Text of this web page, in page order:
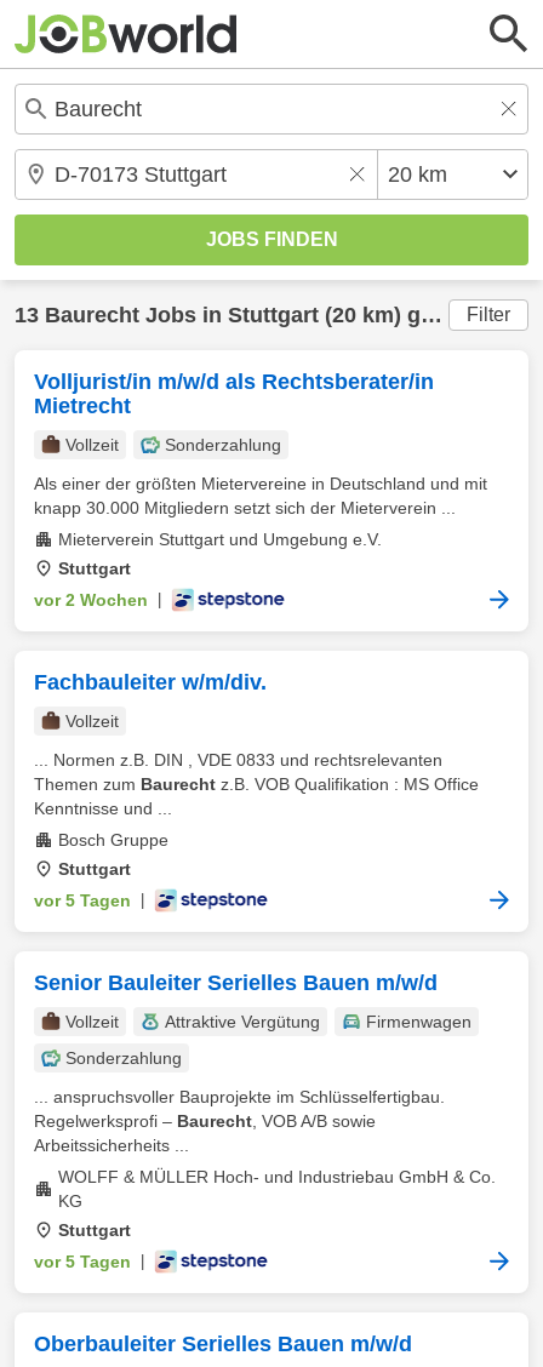
13 Baurecht Jobs in Stuttgart (20 km) gefunden Filter
Volljurist/in m/w/d als Rechtsberater/in
Mietrecht
Vollzeit
Sonderzahlung
Als einer der größten Mietervereine in Deutschland und mit
knapp 30.000 Mitgliedern setzt sich der Mieterverein ...
Mieterverein Stuttgart und Umgebung e.V.
Stuttgart
vor 2 Wochen
Fachbauleiter w/m/div.
Vollzeit
... Normen z.B. DIN , VDE 0833 und rechtsrelevanten
Themen zum Baurecht z.B. VOB Qualifikation : MS Office
Kenntnisse und ...
Bosch Gruppe
Stuttgart
vor 5 Tagen
Senior Bauleiter Serielles Bauen m/w/d
Vollzeit Attraktive Vergütung
Firmenwagen
Sonderzahlung
... anspruchsvoller Bauprojekte im Schlüsselfertigbau.
Regelwerksprofi – Baurecht , VOB A/B sowie
Arbeitssicherheits ...
WOLFF & MÜLLER Hoch- und Industriebau GmbH & Co.
KG
Stuttgart
vor 5 Tagen
Oberbauleiter Serielles Bauen m/w/d